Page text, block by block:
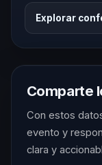
Explorar
Comparte
Con estos
evento y
clara y